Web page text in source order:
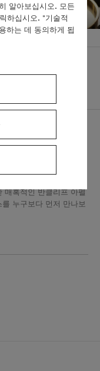
우 골드
매혹적인 반클리프 아펠
누구보다 먼저 만나보
알아보십시오. 모든
하십시오. "기술적
하는 데 동의하게 됩